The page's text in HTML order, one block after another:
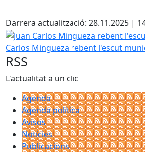
Darrera actualització: 28.11.2025 |
Juan Carlos Mingueza rebent l'escut
Carlos Mingueza rebent l'escut
RSS
L'actualitat a un clic
Agenda
Agenda política
Avisos
Notícies
Publicacions